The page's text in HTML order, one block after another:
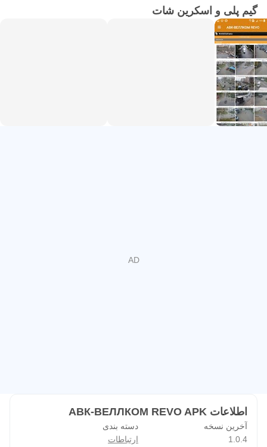
قابلیت در بخش موجود است "روش های پرداخت -> پرداخت با
کارت های اعتباری." از طریق این نرم افزار تلفن همراه، شما می
ارسال. در نهایت، این نرم افزار تلفن همراه دوباره طراحی شده و
بهبود طراحی.
گیم پلی و اسکرین شات
اطلاعات АВК-ВЕЛЛКОМ REVO APK
آخرین نسخه
1.0.4
دسته بندی
ارتباطات